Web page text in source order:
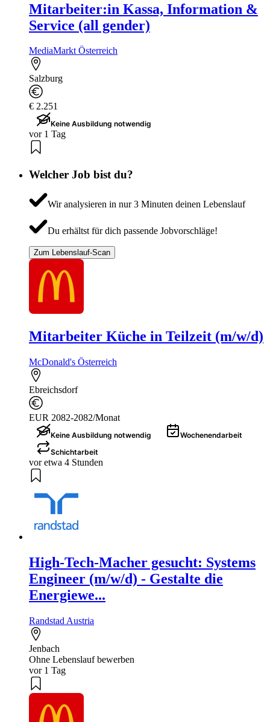
Mitarbeiter:in Kassa, Information &
Service (all gender)
MediaMarkt Österreich
Salzburg
€ 2.251
Keine Ausbildung notwendig
vor 1 Tag
Welcher Job bist du?
Wir analysieren in nur 3 Minuten deinen Lebenslauf
Du erhältst für dich passende Jobvorschläge!
Zum Lebenslauf-Scan
Mitarbeiter Küche in Teilzeit (m/w/d)
McDonald's Österreich
Ebreichsdorf
EUR 2082-2082/Monat
Keine Ausbildung notwendig
Wochenendarbeit
Schichtarbeit
vor etwa 4 Stunden
High-Tech-Macher gesucht: Systems
Engineer (m/w/d) - Gestalte die
Energiewe...
Randstad Austria
Jenbach
Ohne Lebenslauf bewerben
vor 1 Tag